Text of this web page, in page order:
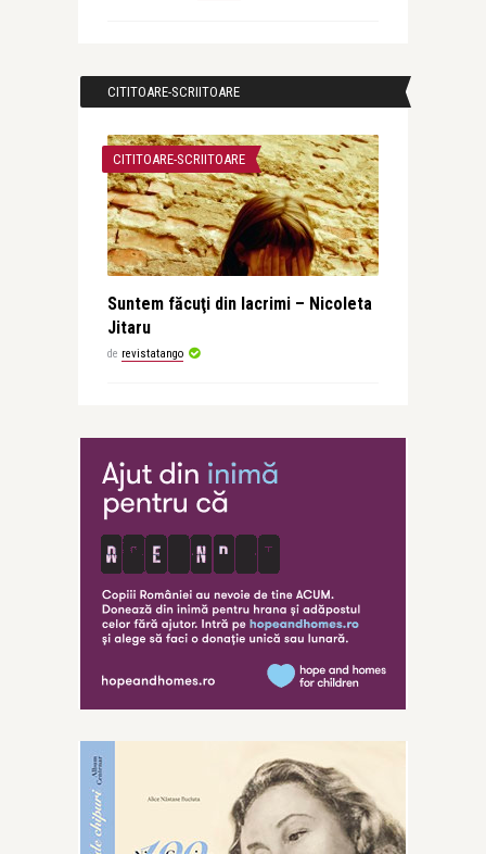
CITITOARE-SCRIITOARE
CITITOARE-SCRIITOARE
Suntem făcuţi din lacrimi – Nicoleta
Jitaru
de revistatango